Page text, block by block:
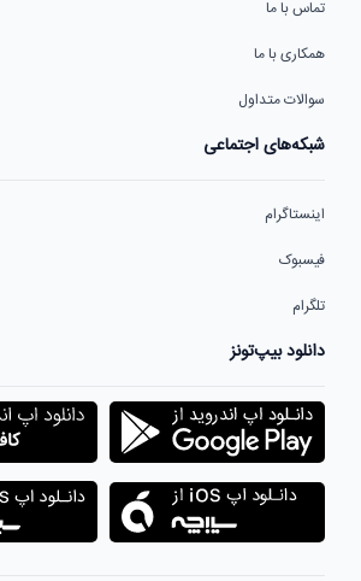
تماس با ما
همکاری با ما
سوالات متداول
شبکه‌های اجتماعی
اینستاگرام
فیسبوک
تلگرام
دانلود بیپ‌تونز